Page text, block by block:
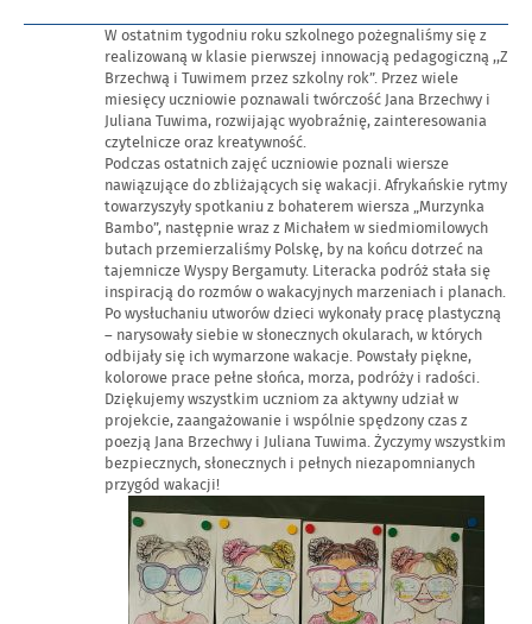
dniu
W ostatnim tygodniu roku szkolnego pożegnaliśmy się z
realizowaną w klasie pierwszej innowacją pedagogiczną ,,Z
Brzechwą i Tuwimem przez szkolny rok”. Przez wiele
miesięcy uczniowie poznawali twórczość Jana Brzechwy i
Juliana Tuwima, rozwijając wyobraźnię, zainteresowania
czytelnicze oraz kreatywność.
Podczas ostatnich zajęć uczniowie poznali wiersze
nawiązujące do zbliżających się wakacji. Afrykańskie rytmy
towarzyszyły spotkaniu z bohaterem wiersza „Murzynka
Bambo”, następnie wraz z Michałem w siedmiomilowych
butach przemierzaliśmy Polskę, by na końcu dotrzeć na
tajemnicze Wyspy Bergamuty. Literacka podróż stała się
inspiracją do rozmów o wakacyjnych marzeniach i planach.
Po wysłuchaniu utworów dzieci wykonały pracę plastyczną
– narysowały siebie w słonecznych okularach, w których
odbijały się ich wymarzone wakacje. Powstały piękne,
kolorowe prace pełne słońca, morza, podróży i radości.
Dziękujemy wszystkim uczniom za aktywny udział w
projekcie, zaangażowanie i wspólnie spędzony czas z
poezją Jana Brzechwy i Juliana Tuwima. Życzymy wszystkim
bezpiecznych, słonecznych i pełnych niezapomnianych
przygód wakacji!